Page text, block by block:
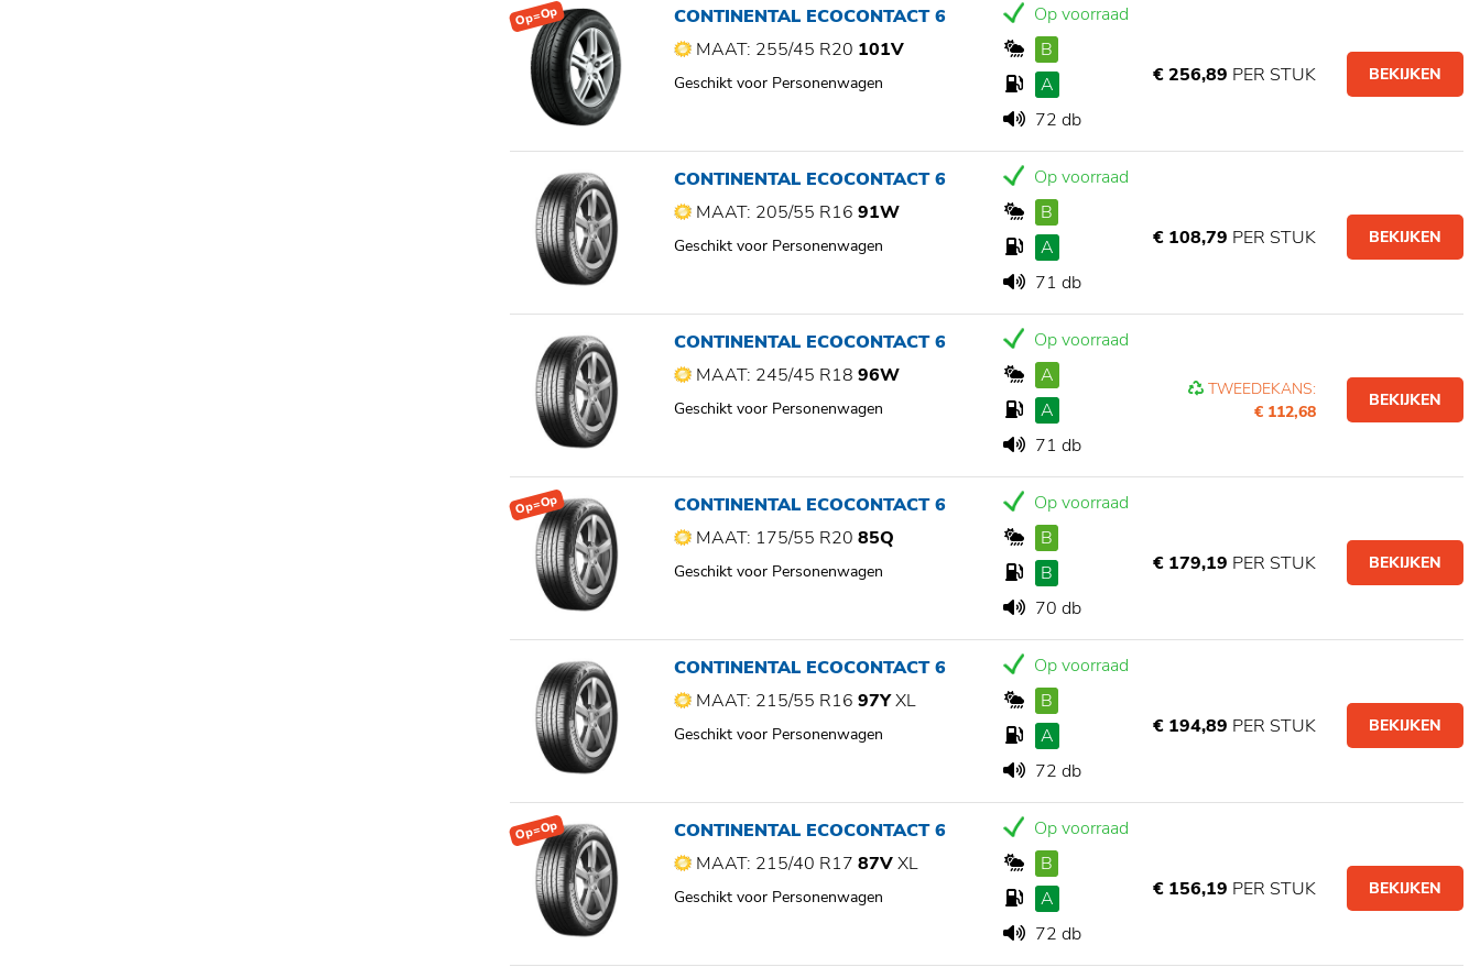
Op=Op
CONTINENTAL ECOCONTACT 6
MAAT: 255/45 R20 101V
Geschikt voor Personenwagen
Op voorraad
B
A
72 db
€ 256,89 PER STUK BEKIJKEN
CONTINENTAL ECOCONTACT 6
MAAT: 205/55 R1691W
Geschikt voor Personenwagen
Op voorraad
B
A
71 db
€ 108,79 PER STUK BEKIJKEN
CONTINENTAL ECOCONTACT 6
MAAT: 245/45 R1896W
Geschikt voor Personenwagen
Op voorraad
A
A
71 db
TWEEDEKANS:
€ 112,68
BEKIJKEN
Op=Op
CONTINENTAL ECOCONTACT 6
MAAT: 175/55 R2085Q
Geschikt voor Personenwagen
Op voorraad
B
B
70 db
€ 179,19 PER STUK BEKIJKEN
CONTINENTAL ECOCONTACT 6
MAAT: 215/55 R1697YXL
Geschikt voor Personenwagen
Op voorraad
B
A
72 db
€ 194,89 PER STUK BEKIJKEN
Op=Op
CONTINENTAL ECOCONTACT 6
MAAT: 215/40 R1787VXL
Geschikt voor Personenwagen
Op voorraad
B
A
72 db
€ 156,19 PER STUK BEKIJKEN